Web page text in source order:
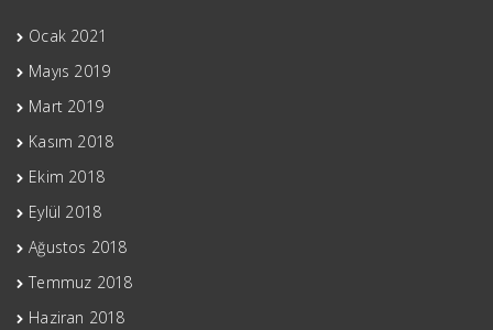
Ocak 2021
Mayıs 2019
Mart 2019
Kasım 2018
Ekim 2018
Eylül 2018
Ağustos 2018
Temmuz 2018
Haziran 2018